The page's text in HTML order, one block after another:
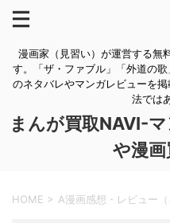
漫画家（見習い）が運営する無
す。「ザ・ファブル」「外道の
のネタバレやマンガレビューを
法では
まんが買取NAVI-
や漫
HOME > A漫画感想・レビュー（